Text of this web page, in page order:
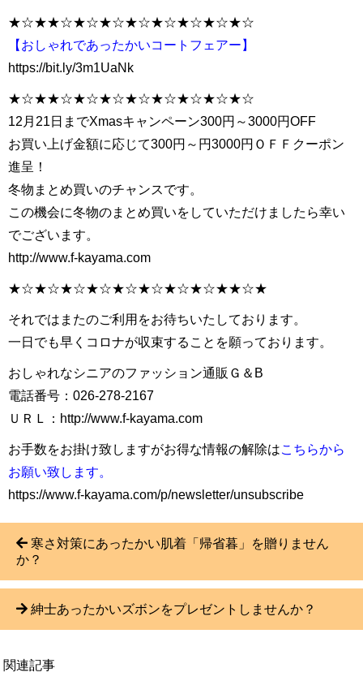
★☆★★☆★☆★☆★☆★☆★☆★☆★☆
【おしゃれであったかいコートフェアー】
https://bit.ly/3m1UaNk
★☆★★☆★☆★☆★☆★☆★☆★☆★☆
12月21日までXmasキャンペーン300円～3000円OFF
お買い上げ金額に応じて300円～円3000円ＯＦＦクーポン
進呈！
冬物まとめ買いのチャンスです。
この機会に冬物のまとめ買いをしていただけましたら幸い
でございます。
http://www.f-kayama.com
★☆★☆★☆★☆★☆★☆★☆★☆★★☆★
それではまたのご利用をお待ちいたしております。
一日でも早くコロナが収束することを願っております。
おしゃれなシニアのファッション通販Ｇ＆B
電話番号：026-278-2167
ＵＲＬ：http://www.f-kayama.com
お手数をお掛け致しますがお得な情報の解除はこちらから
お願い致します。
https://www.f-kayama.com/p/newsletter/unsubscribe
寒さ対策にあったかい肌着「帰省暮」を贈りません
か？
紳士あったかいズボンをプレゼントしませんか？
関連記事